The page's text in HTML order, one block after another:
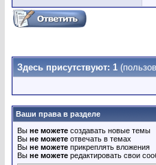
Здесь присутствуют: 1
Ваши права в разделе
Вы не можете создавать новые темы
Вы не можете отвечать в темах
Вы не можете прикреплять вложения
Вы не можете редактировать свои